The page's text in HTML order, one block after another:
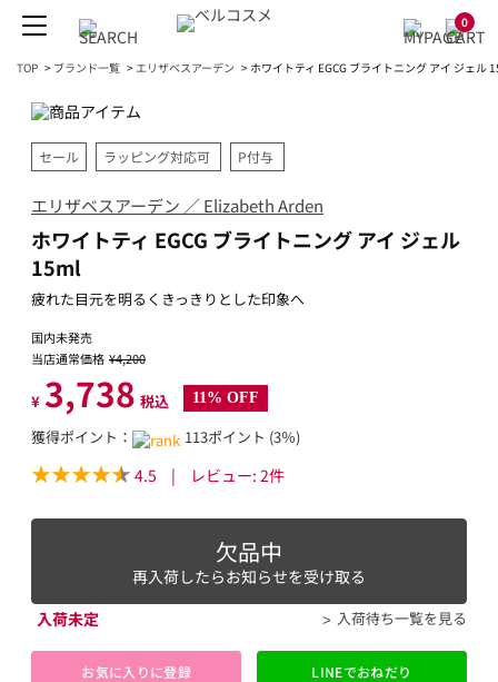
0
TOP > ブランド一覧 > エリザベスアーデン > ホワイトティ EGCG ブライトニング アイ ジェル
セール ラッピング対応可 P付与
エリザベスアーデン ／ Elizabeth Arden
ホワイトティ EGCG ブライトニング アイ ジェル
15ml
疲れた目元を明るくきっきりとした印象へ
国内未発売
当店通常価格 ¥4,200
¥ 3,738 税込 11% OFF
獲得ポイント： 113ポイント (3％)
4.5 | レビュー: 2件
欠品中
再入荷したらお知らせを受け取る
入荷未定
入荷待ち一覧を見る
お気に入りに登録 LINEでおねだり